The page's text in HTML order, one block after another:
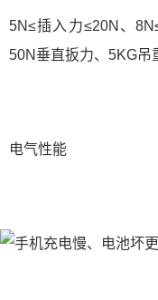
5N≤插入力≤20N、
50N垂直扳力、5KG吊
电气性能